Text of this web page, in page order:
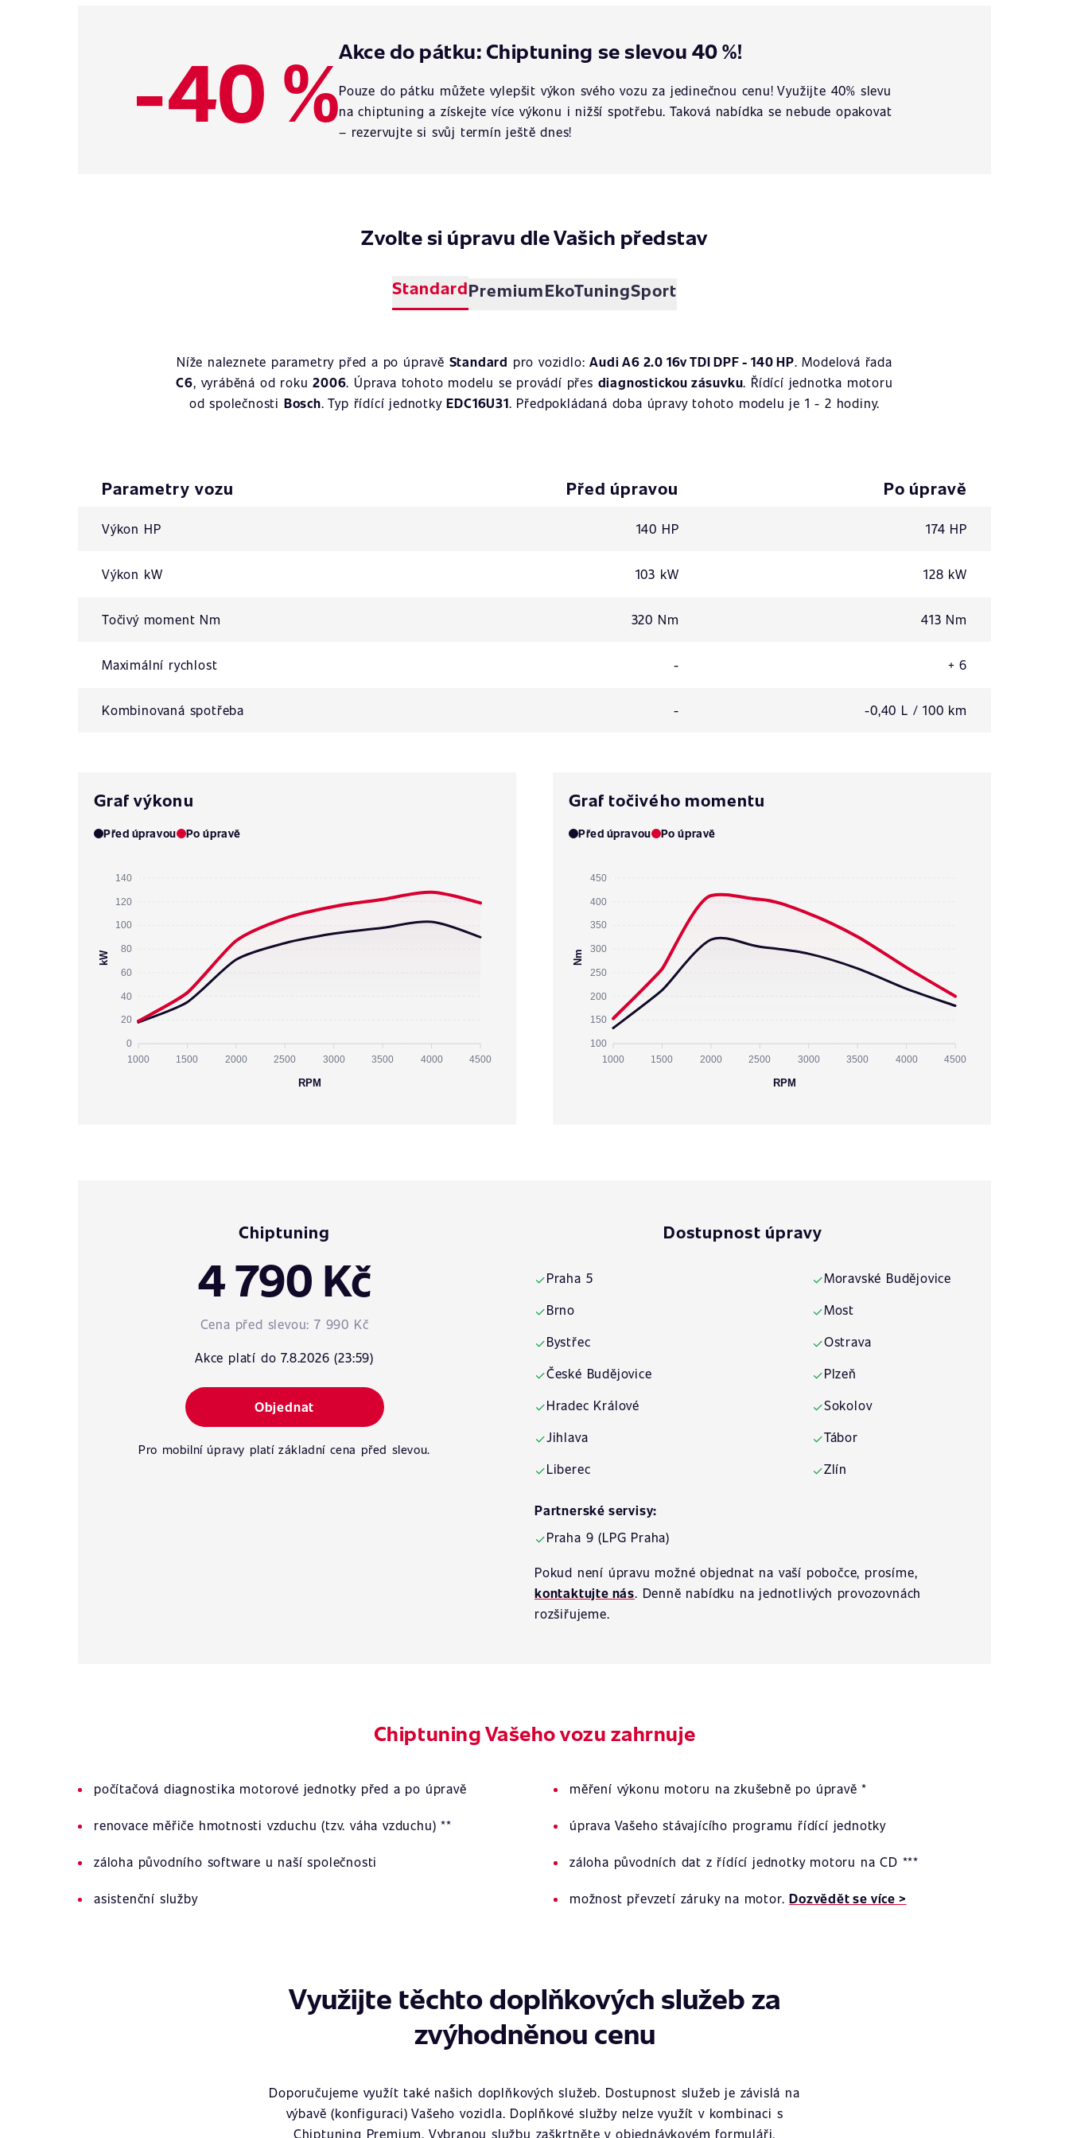
-40 %Akce do pátku: Chiptuning se slevou 40 %!
Pouze do pátku můžete vylepšit výkon svého vozu za jedinečnou cenu! Využijte 40% slevu
na chiptuning a získejte více výkonu i nižší spotřebu. Taková nabídka se nebude opakovat
– rezervujte si svůj termín ještě dnes!
Zvolte si úpravu dle Vašich představ
StandardPremiumEkoTuningSport
Níže naleznete parametry před a po úpravě Standard pro vozidlo:Audi A6 2.0 16v TDI DPF - 140 HP. Modelová řada
C6, vyráběná od roku2006. Úprava tohoto modelu se provádí přes diagnostickou zásuvku. Řídící jednotka motoru
od společnosti Bosch. Typ řídící jednotkyEDC16U31. Předpokládaná doba úpravy tohoto modelu je 1 - 2 hodiny.
Parametry vozu Před úpravou Po úpravě
Výkon HP 140 HP 174 HP
Výkon kW 103 kW 128 kW
Točivý moment Nm 320 Nm 413 Nm
Maximální rychlost - + 6
Kombinovaná spotřeba - -0,40 L / 100 km
Graf výkonu
Před úpravou Po úpravě
140
120
100
80
60
40
20
0
kW
1000 1500 2000 2500 3000 3500 4000 4500
RPM
Graf točivého momentu
Před úpravou Po úpravě
450
400
350
300
250
200
150
100
Nm
1000 1500 2000 2500 3000 3500 4000 4500
RPM
Chiptuning
4 790 Kč
Cena před slevou:7 990 Kč
Akce platí do 7.8.2026 (23:59)
Objednat
Pro mobilní úpravy platí základní cena před slevou.
Dostupnost úpravy
✓Praha 5
✓Brno
✓Bystřec
✓České Budějovice
✓Hradec Králové
✓Jihlava
✓Liberec
✓Moravské Budějovice
✓Most
✓Ostrava
✓Plzeň
✓Sokolov
✓Tábor
✓Zlín
Partnerské servisy:
✓Praha 9 (LPG Praha)
Pokud není úpravu možné objednat na vaší pobočce, prosíme,
kontaktujte nás. Denně nabídku na jednotlivých provozovnách
rozšiřujeme.
Chiptuning Vašeho vozu zahrnuje
počítačová diagnostika motorové jednotky před a po úpravě měření výkonu motoru na zkušebně po úpravě *
renovace měřiče hmotnosti vzduchu (tzv. váha vzduchu) ** úprava Vašeho stávajícího programu řídící jednotky
záloha původního software u naší společnosti záloha původních dat z řídící jednotky motoru na CD ***
asistenční služby možnost převzetí záruky na motor.Dozvědět se více >
Využijte těchto doplňkových služeb za
zvýhodněnou cenu
Doporučujeme využít také našich doplňkových služeb. Dostupnost služeb je závislá na
výbavě (konfiguraci) Vašeho vozidla. Doplňkové služby nelze využít v kombinaci s
Chiptuning Premium. Vybranou službu zaškrtněte v objednávkovém formuláři.